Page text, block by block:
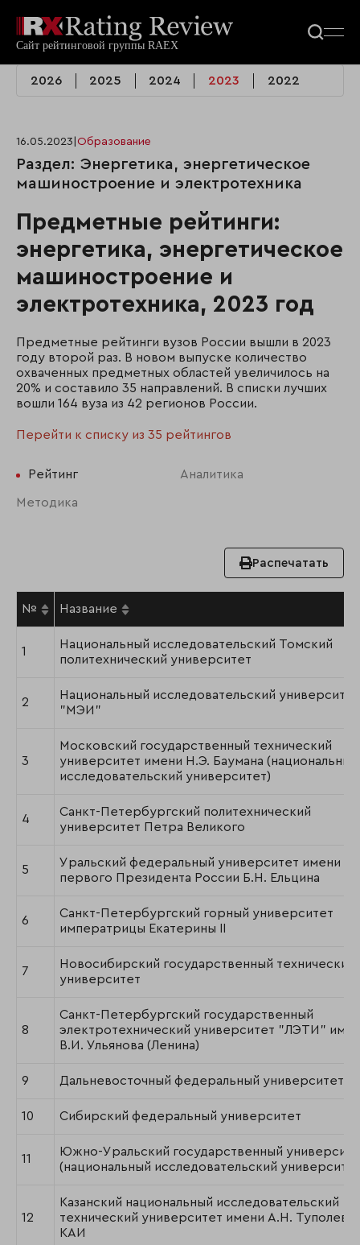
2026 2025 2024 2023 2022
16.05.2023 Образование
Раздел: Энергетика, энергетическое
машиностроение и электротехника
Предметные рейтинги:
энергетика, энергетическое
машиностроение и
электротехника, 2023 год
Предметные рейтинги вузов России вышли в 2023
году второй раз. В новом выпуске количество
охваченных предметных областей увеличилось на
20% и составило 35 направлений. В списки лучших
вошли 164 вуза из 42 регионов России.
Перейти к списку из 35 рейтингов
Рейтинг Аналитика
Методика
Распечатать
№ Название
1
Национальный исследовательский Томский
политехнический университет
2
Национальный исследовательский университет
"МЭИ"
3
Московский государственный технический
университет имени Н.Э. Баумана (национальный
исследовательский университет)
4
Санкт-Петербургский политехнический
университет Петра Великого
5
Уральский федеральный университет имени
первого Президента России Б.Н. Ельцина
6
Санкт-Петербургский горный университет
императрицы Екатерины II
7
Новосибирский государственный технический
университет
8
Санкт-Петербургский государственный
электротехнический университет "ЛЭТИ"
В.И. Ульянова (Ленина)
9 Дальневосточный федеральный университет
10 Сибирский федеральный университет
11
Южно-Уральский государственный
(национальный исследовательский
12
Казанский национальный исследовательский
технический университет имени А.Н. Туполева-
КАИ